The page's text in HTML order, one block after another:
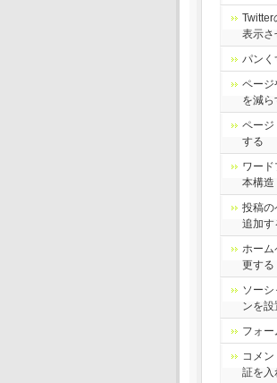
Twitter
表示さ
パンく
ページ
を減ら
ページ
する
ワー
本構造
投稿の
追加す
ホーム
更する
ソー
ンを設
フォ
コメ
証を入